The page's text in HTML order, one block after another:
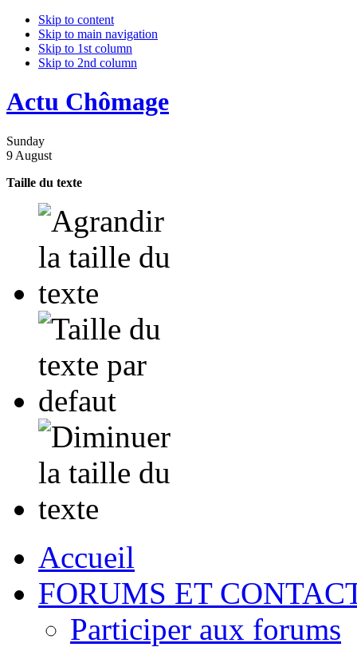
Skip to content
Skip to main navigation
Skip to 1st column
Skip to 2nd column
Actu Chômage
Sunday
9 August
Taille du texte
Accueil
FORUMS ET
Participer aux forums